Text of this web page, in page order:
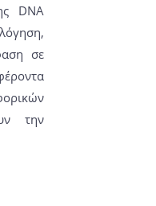
DNA
σε
την